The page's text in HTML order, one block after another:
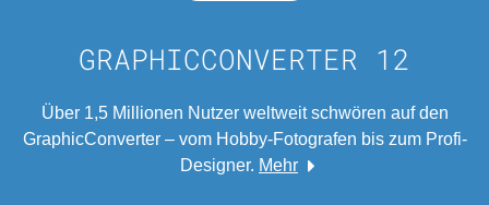
GRAPHICCONVERTER 12
Über 1,5 Millionen Nutzer weltweit schwören auf den
GraphicConverter – vom Hobby-Fotografen bis zum Profi-
Designer. Mehr